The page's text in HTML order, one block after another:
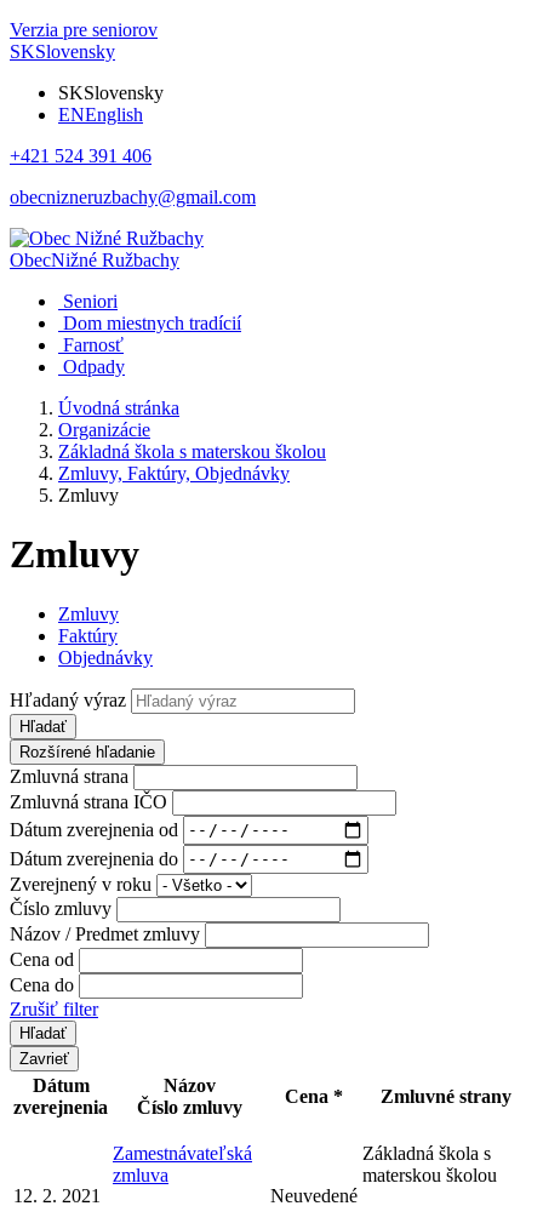
Verzia pre seniorov
SKSlovensky
SKSlovensky
ENEnglish
+421 524 391 406
obecnizneruzbachy@gmail.com
ObecNižné Ružbachy
Seniori
Dom miestnych tradícií
Farnosť
Odpady
Úvodná stránka
Organizácie
Základná škola s materskou školou
Zmluvy, Faktúry, Objednávky
Zmluvy
Zmluvy
Zmluvy
Faktúry
Objednávky
Hľadaný výraz
Hľadať
Rozšírené hľadanie
Zmluvná strana
Zmluvná strana IČO
Dátum zverejnenia od
Dátum zverejnenia do
Zverejnený v roku
Číslo zmluvy
Názov / Predmet zmluvy
Cena od
Cena do
Zrušiť filter
Zavrieť
Dátum
zverejnenia
Názov
Číslo zmluvy
Cena * Zmluvné strany
12. 2. 2021
Zamestnávateľská
zmluva
Neuvedené
Základná škola s
materskou školou